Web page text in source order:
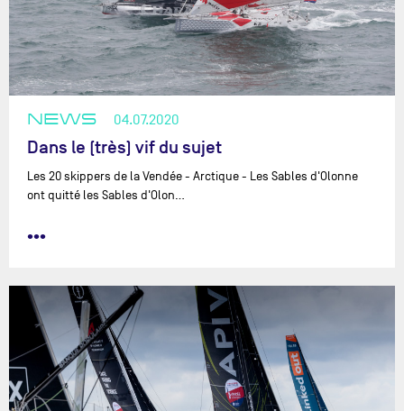
NEWS 04.07.2020
Dans le (très) vif du sujet
Les 20 skippers de la Vendée - Arctique - Les Sables d'Olonne
ont quitté les Sables d'Olon…
•••